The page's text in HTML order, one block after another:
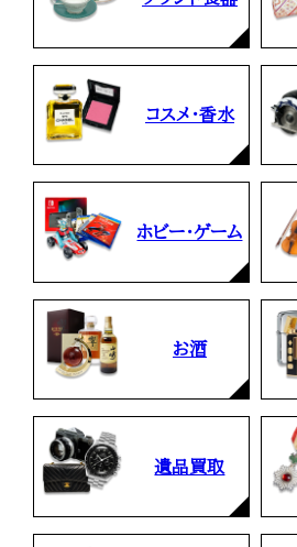
コスメ・香水
ホビー・ゲーム
お酒
遺品買取